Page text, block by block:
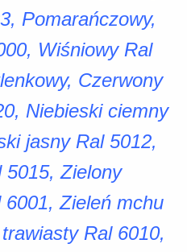
Pomarańczowy,
Wiśniowy Ral
Czerwony
Niebieski ciemny
jasny Ral 5012,
5015, Zielony
Zieleń mchu
Ral 6010,